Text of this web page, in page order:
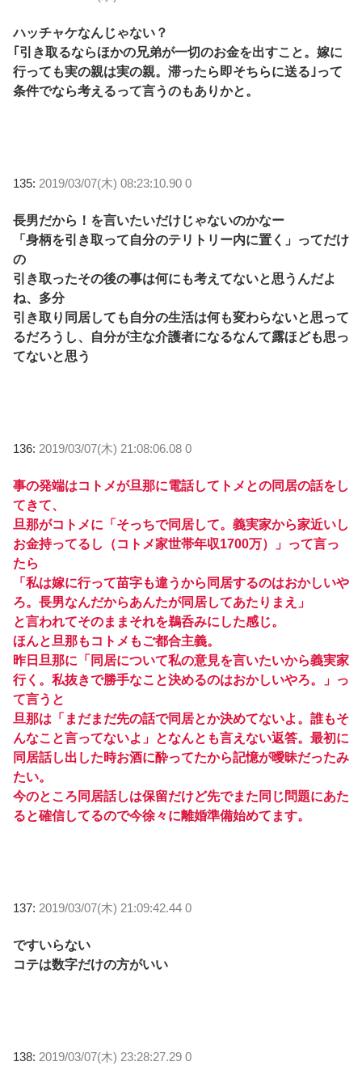
ハッチャケなんじゃない？
｢引き取るならほかの兄弟が一切のお金を出すこと。嫁に
行っても実の親は実の親。滞ったら即そちらに送る｣って
条件でなら考えるって言うのもありかと。
135: 2019/03/07(木) 08:23:10.90 0
長男だから！を言いたいだけじゃないのかなー
「身柄を引き取って自分のテリトリー内に置く」ってだけ
の
引き取ったその後の事は何にも考えてないと思うんだよ
ね、多分
引き取り同居しても自分の生活は何も変わらないと思って
るだろうし、自分が主な介護者になるなんて露ほども思っ
てないと思う
136: 2019/03/07(木) 21:08:06.08 0
事の発端はコトメが旦那に電話してトメとの同居の話をし
てきて、
旦那がコトメに「そっちで同居して。義実家から家近いし
お金持ってるし（コトメ家世帯年収1700万）」って言っ
たら
「私は嫁に行って苗字も違うから同居するのはおかしいや
ろ。長男なんだからあんたが同居してあたりまえ」
と言われてそのままそれを鵜呑みにした感じ。
ほんと旦那もコトメもご都合主義。
昨日旦那に「同居について私の意見を言いたいから義実家
行く。私抜きで勝手なこと決めるのはおかしいやろ。」っ
て言うと
旦那は「まだまだ先の話で同居とか決めてないよ。誰もそ
んなこと言ってないよ」となんとも言えない返答。最初に
同居話し出した時お酒に酔ってたから記憶が曖昧だったみ
たい。
今のところ同居話しは保留だけど先でまた同じ問題にあた
ると確信してるので今徐々に離婚準備始めてます。
137: 2019/03/07(木) 21:09:42.44 0
ですいらない
コテは数字だけの方がいい
138: 2019/03/07(木) 23:28:27.29 0